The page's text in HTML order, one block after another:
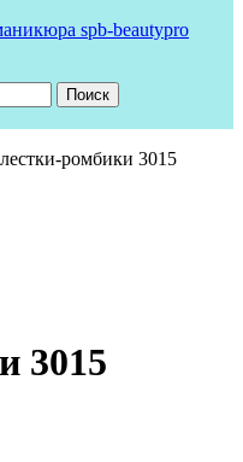
Поиск
ромбики 3015
3015